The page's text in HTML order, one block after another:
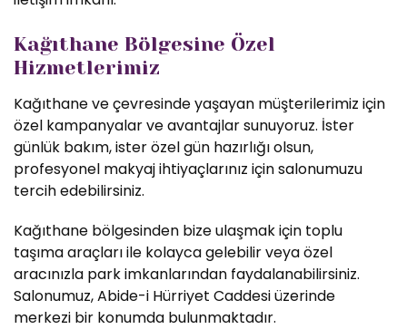
Kağıthane Bölgesine Özel
Hizmetlerimiz
Kağıthane ve çevresinde yaşayan müşterilerimiz için
özel kampanyalar ve avantajlar sunuyoruz. İster
günlük bakım, ister özel gün hazırlığı olsun,
profesyonel makyaj ihtiyaçlarınız için salonumuzu
tercih edebilirsiniz.
Kağıthane bölgesinden bize ulaşmak için toplu
taşıma araçları ile kolayca gelebilir veya özel
aracınızla park imkanlarından faydalanabilirsiniz.
Salonumuz, Abide-i Hürriyet Caddesi üzerinde
merkezi bir konumda bulunmaktadır.